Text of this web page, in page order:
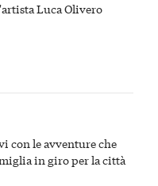
Luca Olivero
con le avventure che
in giro per la città